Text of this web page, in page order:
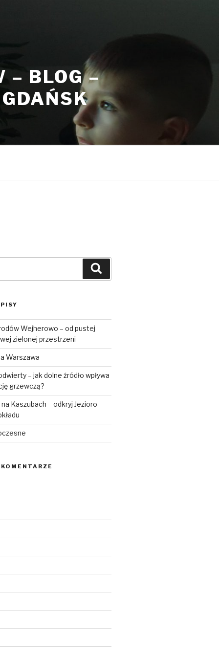
– BLOG –
Wejherowo – od pustej
zielonej przestrzeni
Warszawa
– jak dolne źródło wpływa
grzewczą?
Kaszubach – odkryj Jezioro